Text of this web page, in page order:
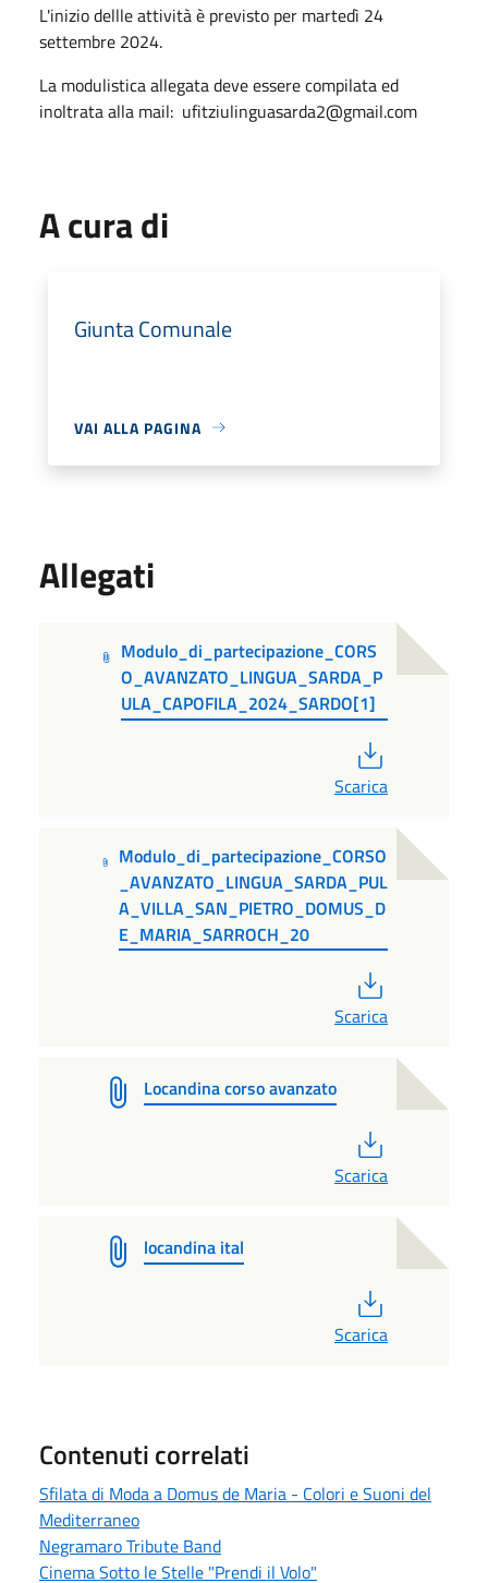
L'inizio dellle attività è previsto per martedì 24
settembre 2024.
La modulistica allegata deve essere compilata ed
inoltrata alla mail: ufitziulinguasarda2@gmail.com
A cura di
Giunta Comunale
VAI ALLA PAGINA
Allegati
Modulo_di_partecipazione_CORS
O_AVANZATO_LINGUA_SARDA_P
ULA_CAPOFILA_2024_SARDO[1]
Scarica
Modulo_di_partecipazione_CORSO
_AVANZATO_LINGUA_SARDA_PUL
A_VILLA_SAN_PIETRO_DOMUS_D
E_MARIA_SARROCH_20
Scarica
Locandina corso avanzato
Scarica
locandina ital
Scarica
Contenuti correlati
Sfilata di Moda a Domus de Maria - Colori e Suoni del
Mediterraneo
Negramaro Tribute Band
Cinema Sotto le Stelle "Prendi il Volo"